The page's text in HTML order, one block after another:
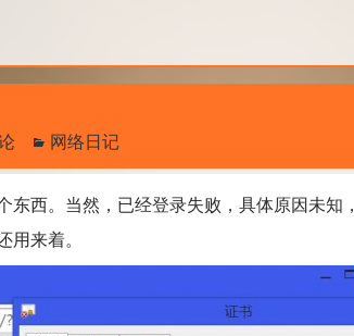
网络日记
。当然，已经登录失败，具体原因未知
用来着。